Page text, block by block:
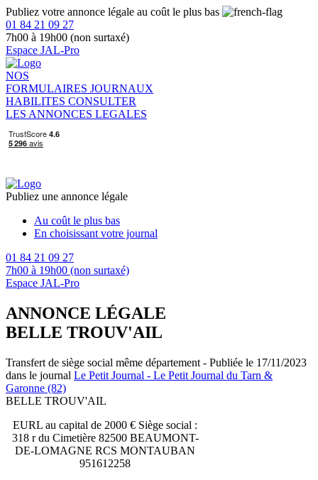
Publiez votre annonce légale au coût le plus bas
01 84 21 09 27
7h00 à 19h00 (non surtaxé)
Espace JAL-Pro
NOS
FORMULAIRES JOURNAUX
HABILITES CONSULTER
LES ANNONCES LEGALES
Publiez une annonce légale
Au coût le plus bas
En choisissant votre journal
01 84 21 09 27
7h00 à 19h00 (non surtaxé)
Espace JAL-Pro
ANNONCE LÉGALE
BELLE TROUV'AIL
Transfert de siège social même département - Publiée le 17/11/2023
dans le journal Le Petit Journal - Le Petit Journal du Tarn &
Garonne (82)
BELLE TROUV'AIL
EURL au capital de 2000 € Siège social :
318 r du Cimetière 82500 BEAUMONT-
DE-LOMAGNE RCS MONTAUBAN
951612258